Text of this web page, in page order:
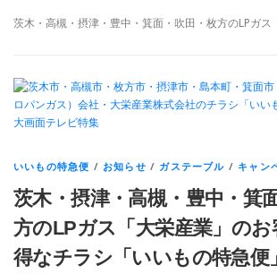
茨木・高槻・摂津・豊中・箕面・吹田・枚方のLPガス
いいもの特急便 /お知らせ / ガステーブル / キャン
茨木・摂津・高槻・豊中・箕
方のLPガス「大栄産業」の
得なチラシ「いいもの特急便